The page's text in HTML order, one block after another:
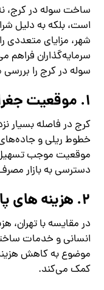
ساخت سوله در کرج،
است، بلکه به دلیل
شهر، مزایای متعددی را
سرمایه‌گذاران فراهم
سوله در کرج را
1. موقعیت جغرافیایی استراتژیک
کرج در فاصله بسیار
خطوط ریلی و
موقعیت موجب تسهیل
دسترسی به بازار
2. هزینه‌ های پایین‌ تر نسبت به تهران
در مقایسه با تهران،
انسانی و خدمات
موضوع به کاهش
کمک می‌کند.